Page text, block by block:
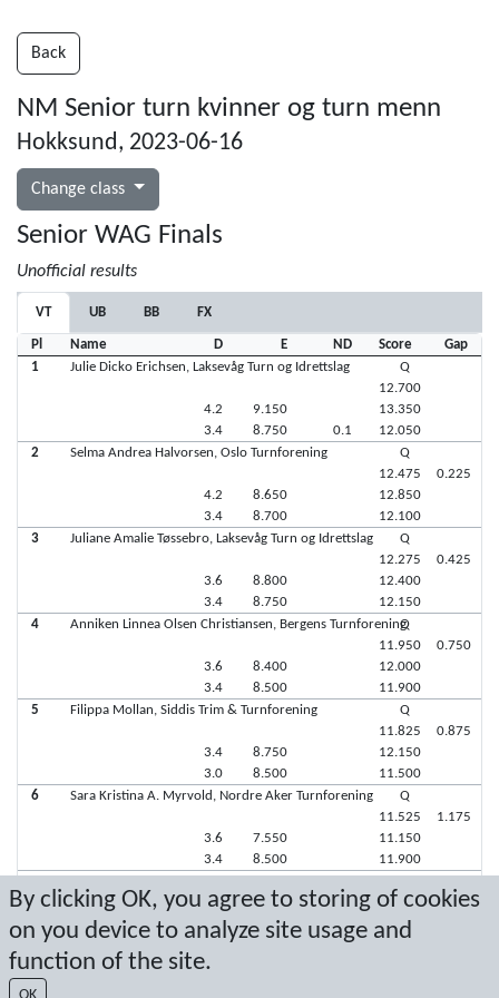
By clicking OK, you agree to storing of cookies
on you device to analyze site usage and
function of the site.
OK
Back
NM Senior turn kvinner og turn menn
Hokksund, 2023-06-16
Change class
Senior WAG Finals
Unofficial results
VT UB BB FX
Pl Name D E ND Score
Gap
1
Julie Dicko Erichsen, Laksevåg Turn og Idrettslag
4.2
3.4
9.150
8.750
0.1
Q
12.700
13.350
12.050
2
Selma Andrea Halvorsen, Oslo Turnforening
4.2
3.4
8.650
8.700
Q
12.475
12.850
12.100
0.225
3 Juliane Amalie Tøssebro, Laksevåg Turn og Idrettslag
3.6
3.4
8.800
8.750
Q
12.275
12.400
12.150
0.425
4 Anniken Linnea Olsen Christiansen, Bergens Turnforening
3.6
3.4
8.400
8.500
Q
11.950
12.000
11.900
0.750
5 Filippa Mollan, Siddis Trim & Turnforening
3.4
3.0
8.750
8.500
Q
11.825
12.150
11.500
0.875
6 Sara Kristina A. Myrvold, Nordre Aker Turnforening
3.6
3.4
7.550
8.500
Q
11.525
11.150
11.900
1.175
Latest score: 6/18/2023 2:22:02 PM